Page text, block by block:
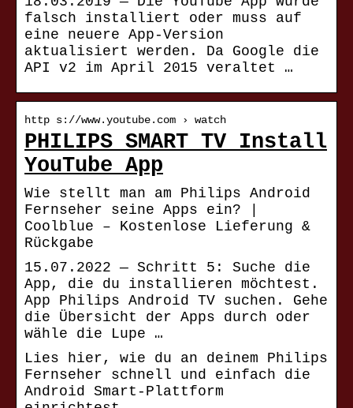
falsch installiert oder muss auf
eine neuere App-Version
aktualisiert werden. Da Google die
API v2 im April 2015 veraltet …
http s://www.youtube.com › watch
PHILIPS SMART TV Install
YouTube App
Wie stellt man am Philips Android
Fernseher seine Apps ein? |
Coolblue – Kostenlose Lieferung &
Rückgabe
15.07.2022 — Schritt 5: Suche die
App, die du installieren möchtest.
App Philips Android TV suchen. Gehe
die Übersicht der Apps durch oder
wähle die Lupe …
Lies hier, wie du an deinem Philips
Fernseher schnell und einfach die
Android Smart-Plattform